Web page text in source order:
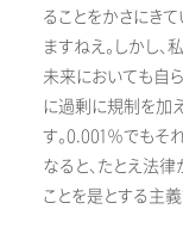
ることをかさにき
ますねえ。しかし、
未来においても自
に過剰に規制を加
す。0.001％でもそ
なると、たとえ法
ことを是とする主義